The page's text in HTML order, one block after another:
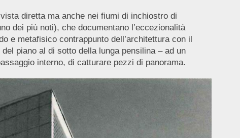
diretta ma anche nei fiumi di inchiostro di
dei più noti), che documentano l’eccezionalità
e metafisico contrappunto dell’architettura con il
piano al di sotto della lunga pensilina – ad un
interno, di catturare pezzi di panorama.